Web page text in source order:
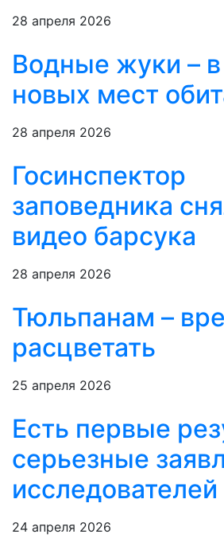
28 апреля 2026
Водные жуки –
новых мест
28 апреля 2026
Госинспектор
заповедника
видео барсука
28 апреля 2026
Тюльпанам –
расцветать
25 апреля 2026
Есть первые
серьезные
исследователей
24 апреля 2026